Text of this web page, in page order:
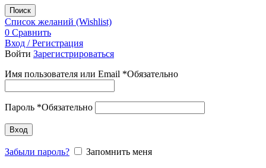
Поиск
Список желаний (Wishlist)
0 Сравнить
Вход / Регистрация
Войти Зарегистрироваться
Имя пользователя или Email *Обязательно
Пароль *Обязательно
Вход
Забыли пароль? Запомнить меня